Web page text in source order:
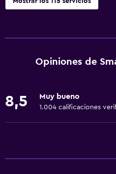
Tienda de regalos
Sala de juegos
Opiniones de
8,5 Muy bueno
1.004 calificaciones